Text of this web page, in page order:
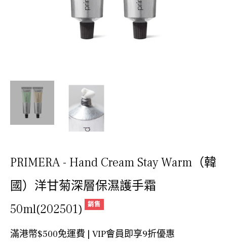
PRIMERA - Hand Cream Stay Warm（韓
國）洋甘菊深層保濕護手霜
50ml(202501)
銷售
滿港幣$500免運費 | VIP會員即享9折優惠